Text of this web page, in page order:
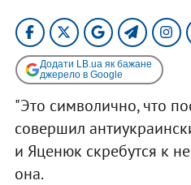
Додати LB.ua як бажане
джерело в Google
"Это символично, что
совершил
и Яценюк скребутся к
она.